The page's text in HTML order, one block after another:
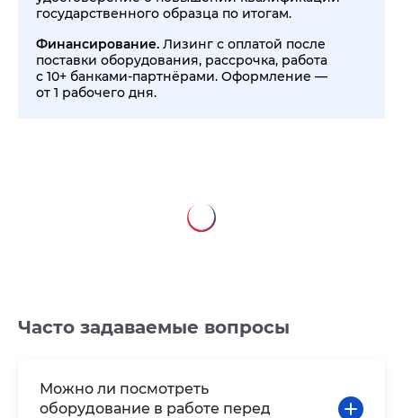
государственного образца по итогам.
Финансирование. Лизинг с оплатой после
поставки оборудования, рассрочка, работа
с 10+ банками-партнёрами. Оформление —
от 1 рабочего дня.
Часто задаваемые вопросы
Можно ли посмотреть
оборудование в работе перед